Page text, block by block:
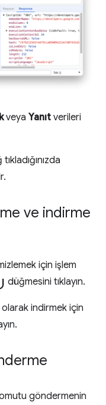
veya Yanıt verileri
ve indirme
için işlem
düğmesini tıklayın.
olarak indirmek için
göndermenin